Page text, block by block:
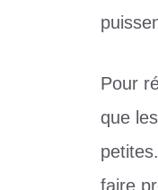
Pour
que
faire